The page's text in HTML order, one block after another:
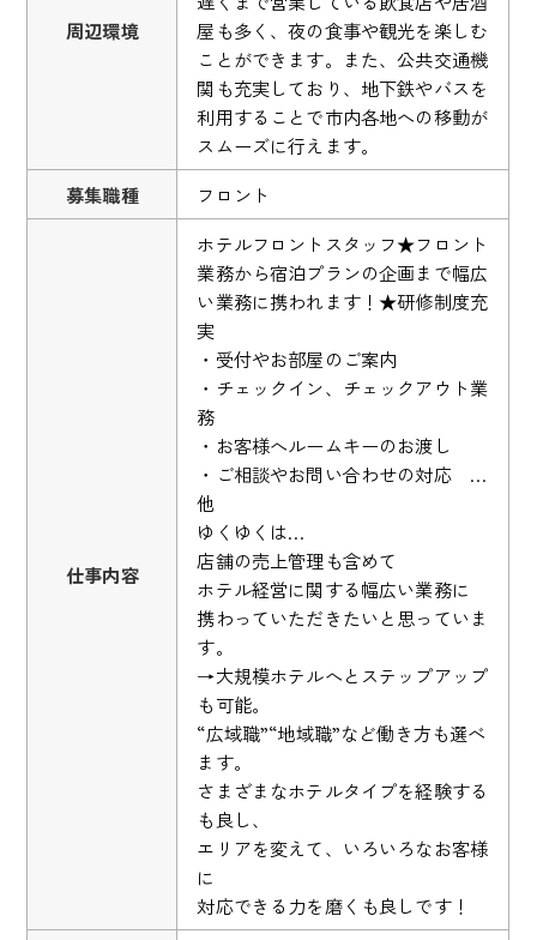
周辺環境
屋も多く、夜の食事や観光を楽しむ
ことができます。また、公共交通機
関も充実しており、地下鉄やバスを
利用することで市内各地への移動が
スムーズに行えます。
募集職種
フロント
仕事内容
ホテルフロントスタッフ★フロント
業務から宿泊プランの企画まで幅広
い業務に携われます！★研修制度充
実
・受付やお部屋のご案内
・チェックイン、チェックアウト業
務
・お客様へルームキーのお渡し
・ご相談やお問い合わせの対応 …
他
ゆくゆくは…
店舗の売上管理も含めて
ホテル経営に関する幅広い業務に
携わっていただきたいと思っていま
す。
→大規模ホテルへとステップアップ
も可能。
“広域職”“地域職”など働き方も選べ
ます。
さまざまなホテルタイプを経験する
も良し、
エリアを変えて、いろいろなお客様
に
対応できる力を磨くも良しです！